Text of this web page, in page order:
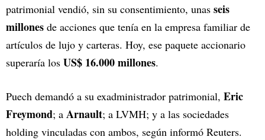
patrimonial vendió, sin su consentimiento, unas seis
millones de acciones que tenía en la empresa familiar de
artículos de lujo y carteras. Hoy, ese paquete accionario
superaría los US$ 16.000 millones.
Puech demandó a su exadministrador patrimonial, Eric
Freymond; a Arnault; a LVMH; y a las sociedades
holding vinculadas con ambos, según informó Reuters.